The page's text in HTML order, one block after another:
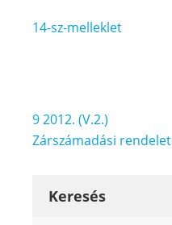
14-sz-melleklet
Bejegyzés
navigáció
9 2012. (V.2.)
Zárszámadási rendelet
Keresés